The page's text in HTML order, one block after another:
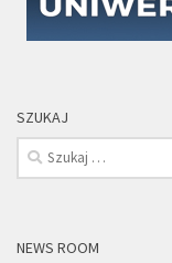
SZUKAJ
Szukaj:
NEWS ROOM